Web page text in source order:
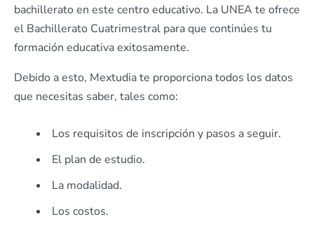
bachillerato en este centro educativo. La UNEA te ofrece
el Bachillerato Cuatrimestral para que continúes tu
formación educativa exitosamente.
Debido a esto, Mextudia te proporciona todos los datos
que necesitas saber, tales como:
Los requisitos de inscripción y pasos a seguir.
El plan de estudio.
La modalidad.
Los costos.